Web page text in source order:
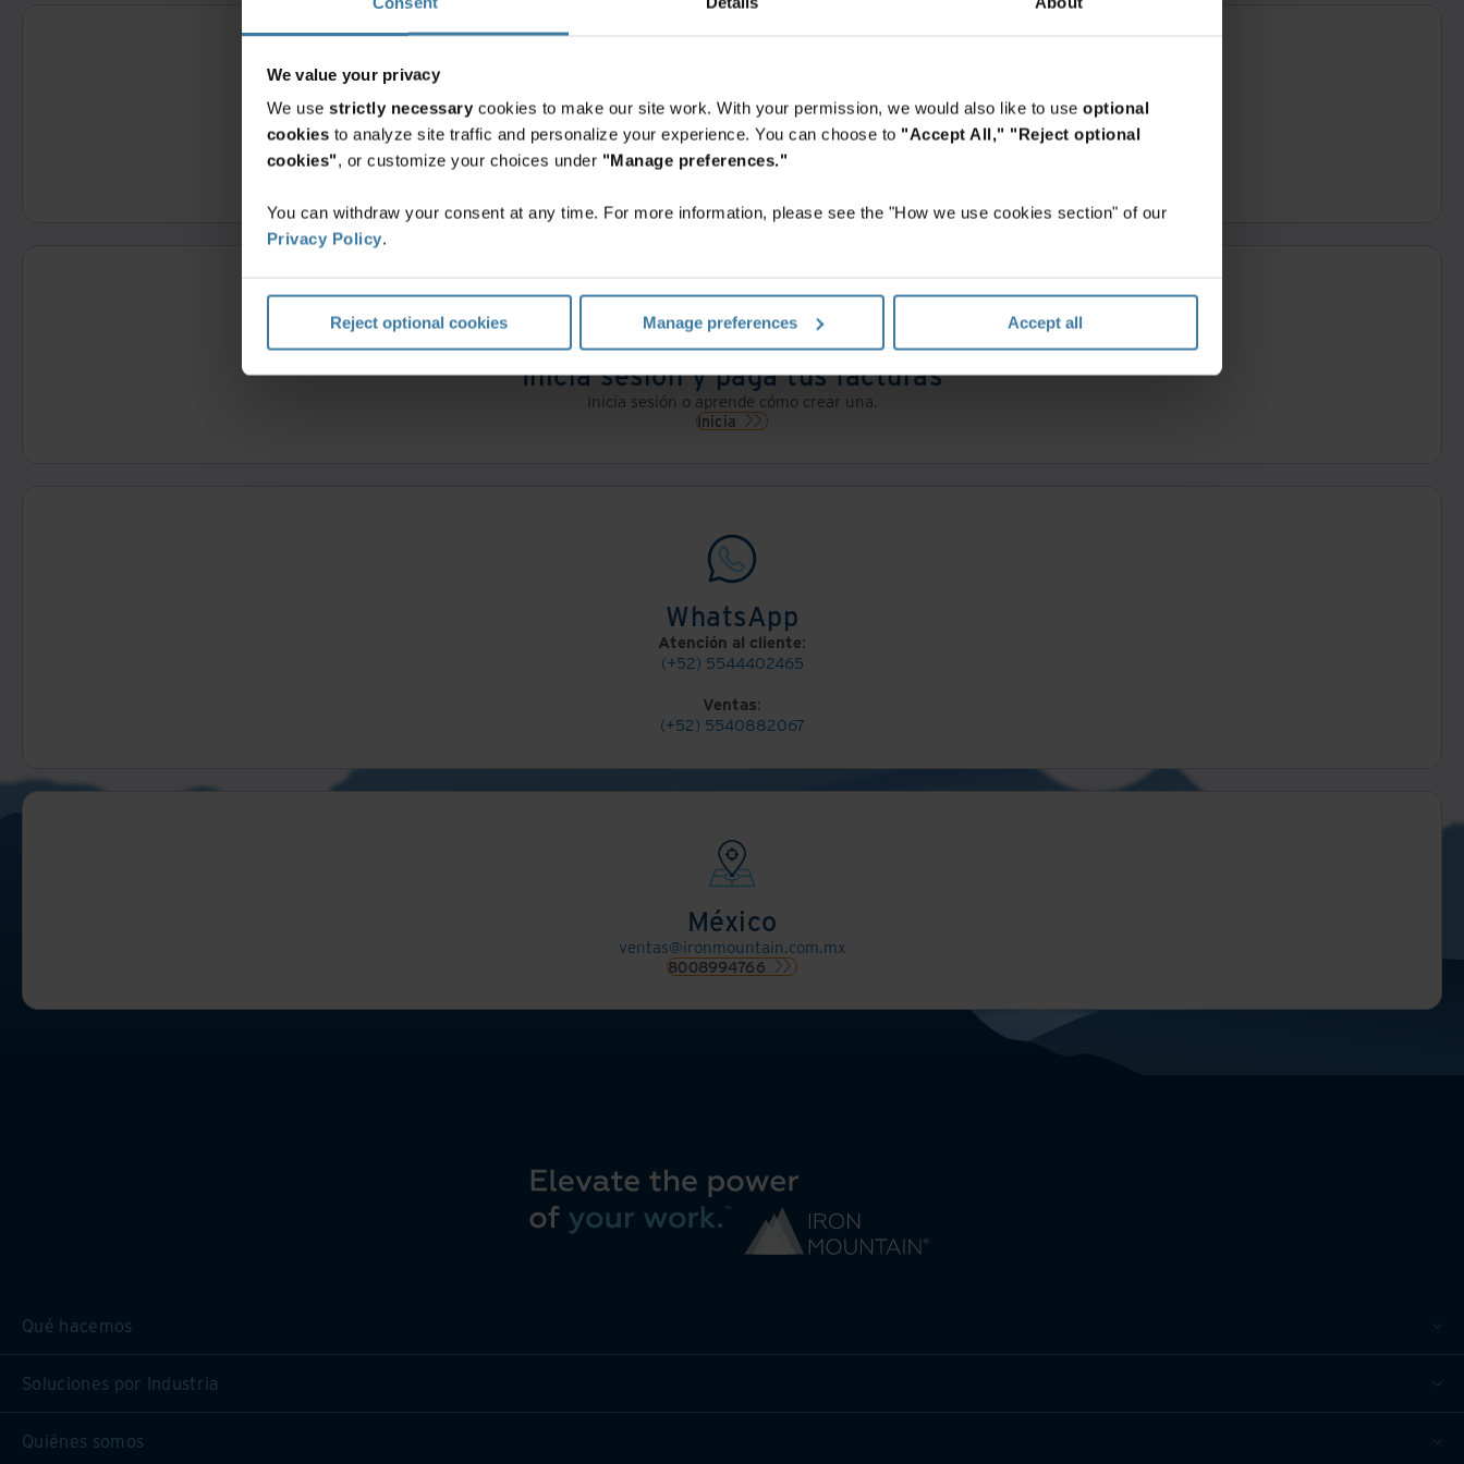
We value your privacy
We use strictly necessary cookies to make our site work. With your permission, we would also like to use optional
cookies to analyze site traffic and personalize your experience. You can choose to "Accept All," "Reject optional
cookies", or customize your choices under "Manage preferences."
You can withdraw your consent at any time. For more information, please see the "How we use cookies section" of our
Privacy Policy.
Reject optional cookies Manage preferences Accept all
Contáctanos
Completa este formulario y un representante de Iron Mountain te contactará en menos de un día hábil
Inicia sesión y paga tus facturas
Inicia sesión o aprende cómo crear una.
Inicia
WhatsApp
Atención al cliente:
(+52) 5544402465
Ventas:
(+52) 5540882067
México
ventas@ironmountain.com.mx
8008994766
Qué hacemos
Soluciones por Industria
Quiénes somos